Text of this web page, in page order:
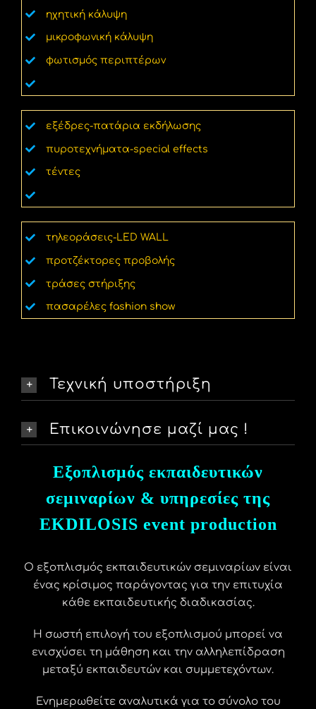
ηχητική κάλυψη
μικροφωνική κάλυψη
φωτισμός περιπτέρων
εξέδρες-πατάρια εκδήλωσης
πυροτεχνήματα-special effects
τέντες
τηλεοράσεις-LED WALL
προτζέκτορες προβολής
τράσες στήριξης
πασαρέλες fashion show
Τεχνική υποστήριξη
Επικοινώνησε μαζί μας !
Εξοπλισμός εκπαιδευτικών
σεμιναρίων & υπηρεσίες της
EKDILOSIS event production
Ο εξοπλισμός εκπαιδευτικών σεμιναρίων είναι
ένας κρίσιμος παράγοντας για την επιτυχία
κάθε εκπαιδευτικής διαδικασίας.
Η σωστή επιλογή του εξοπλισμού μπορεί να
ενισχύσει τη μάθηση και την αλληλεπίδραση
μεταξύ εκπαιδευτών και συμμετεχόντων.
Ενημερωθείτε αναλυτικά για το σύνολο του